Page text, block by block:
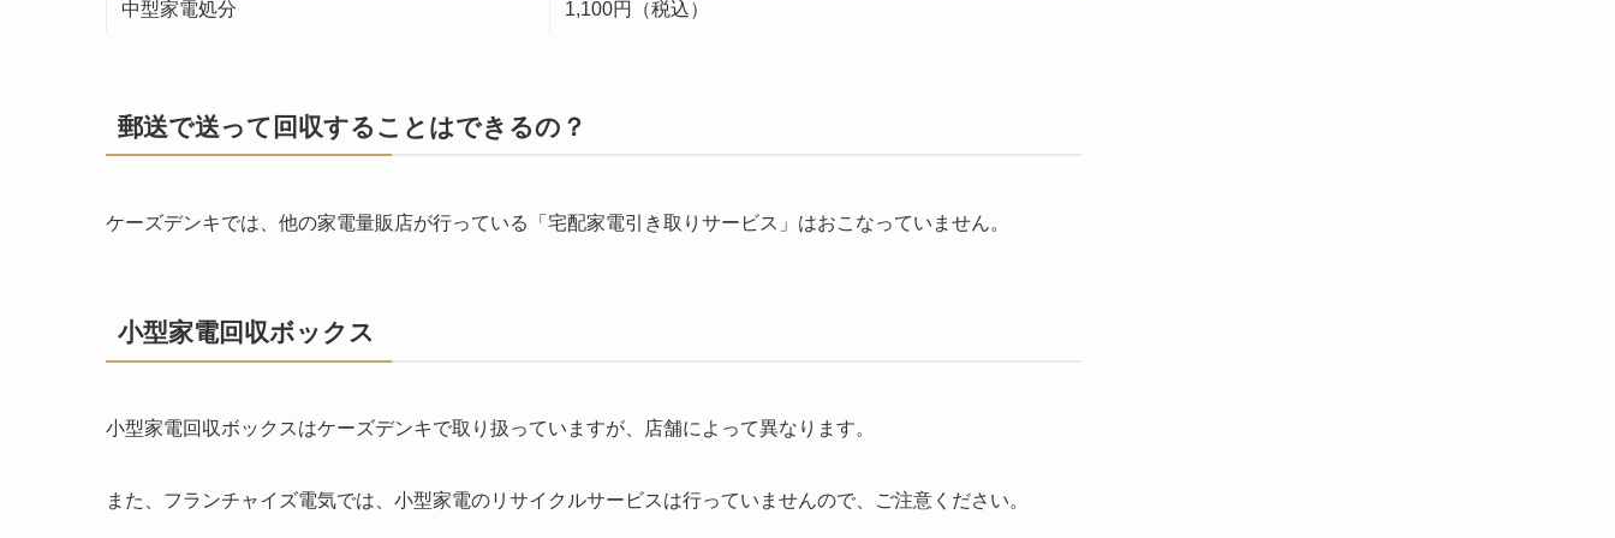
中型家電処分 1,100円（税込）
郵送で送って回収することはできるの？
ケーズデンキでは、他の家電量販店が行っている「宅配家電引き取りサービス」はおこなっていません。
小型家電回収ボックス
小型家電回収ボックスはケーズデンキで取り扱っていますが、店舗によって異なります。
また、フランチャイズ電気では、小型家電のリサイクルサービスは行っていませんので、ご注意ください。